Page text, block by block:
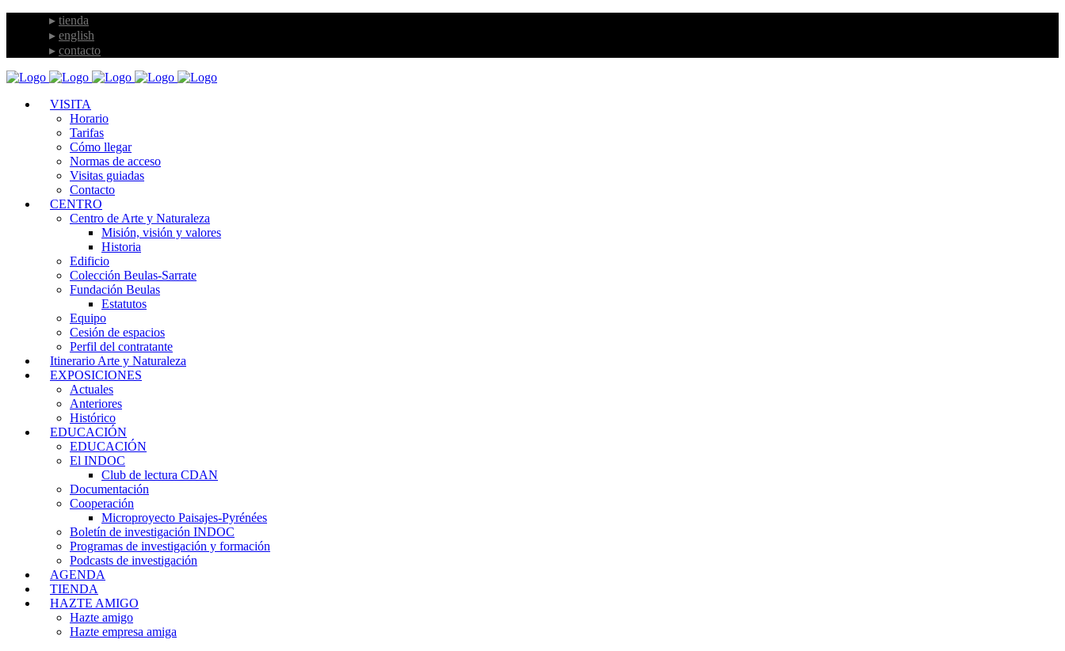
tienda
english
contacto
VISITA
Horario
Tarifas
Cómo llegar
Normas de acceso
Visitas guiadas
Contacto
CENTRO
Centro de Arte y Naturaleza
Misión, visión y valores
Historia
Edificio
Colección Beulas-Sarrate
Fundación Beulas
Estatutos
Equipo
Cesión de espacios
Perfil del contratante
Itinerario Arte y Naturaleza
EXPOSICIONES
Actuales
Anteriores
Histórico
EDUCACIÓN
EDUCACIÓN
El INDOC
Club de lectura CDAN
Documentación
Cooperación
Microproyecto Paisajes-Pyrénées
Boletín de investigación INDOC
Programas de investigación y formación
Podcasts de investigación
AGENDA
TIENDA
HAZTE AMIGO
Hazte amigo
Hazte empresa amiga